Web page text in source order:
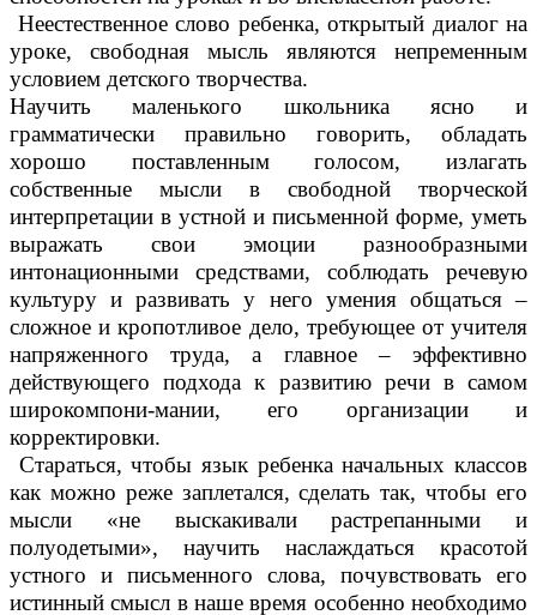
Неестественное слово ребенка, открытый диалог на
уроке, свободная мысль являются непременным
условием детского творчества.
Научить маленького школьника ясно и
грамматически правильно говорить, обладать
хорошо поставленным голосом, излагать
собственные мысли в свободной творческой
интерпретации в устной и письменной форме, уметь
выражать свои эмоции разнообразными
интонационными средствами, соблюдать речевую
культуру и развивать у него умения общаться –
сложное и кропотливое дело, требующее от учителя
напряженного труда, а главное – эффективно
действующего подхода к развитию речи в самом
широкомпони-мании, его организации и
корректировки.
Стараться, чтобы язык ребенка начальных классов
как можно реже заплетался, сделать так, чтобы его
мысли «не выскакивали растрепанными и
полуодетыми», научить наслаждаться красотой
устного и письменного слова, почувствовать его
истинный смысл в наше время особенно необходимо